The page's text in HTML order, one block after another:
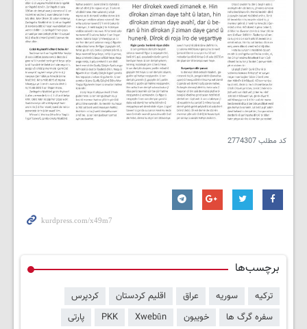
کد مطلب2774307
برچسب‌ها
ترکیه سوریه عراق اقلیم کردستان
کردپرس
سفره گرگ ها
خویبون Xwebûn
PKK
پارتی